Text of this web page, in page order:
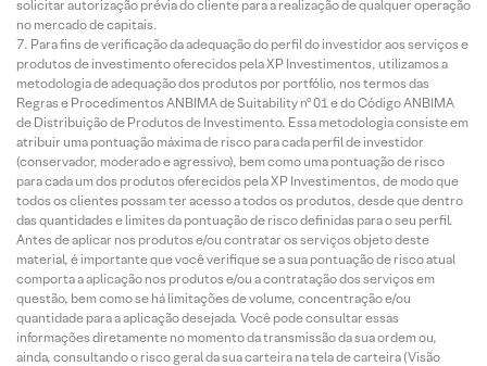
solicitar autorização prévia do cliente para a realização de qualquer operação
no mercado de capitais.
Para fins de verificação da adequação do perfil do investidor aos serviços e
produtos de investimento oferecidos pela XP Investimentos, utilizamos a
metodologia de adequação dos produtos por portfólio, nos termos das
Regras e Procedimentos ANBIMA de Suitability nº 01 e do Código ANBIMA
de Distribuição de Produtos de Investimento. Essa metodologia consiste em
atribuir uma pontuação máxima de risco para cada perfil de investidor
(conservador, moderado e agressivo), bem como uma pontuação de risco
para cada um dos produtos oferecidos pela XP Investimentos, de modo que
todos os clientes possam ter acesso a todos os produtos, desde que dentro
das quantidades e limites da pontuação de risco definidas para o seu perfil.
Antes de aplicar nos produtos e/ou contratar os serviços objeto deste
material, é importante que você verifique se a sua pontuação de risco atual
comporta a aplicação nos produtos e/ou a contratação dos serviços em
questão, bem como se há limitações de volume, concentração e/ou
quantidade para a aplicação desejada. Você pode consultar essas
informações diretamente no momento da transmissão da sua ordem ou,
ainda, consultando o risco geral da sua carteira na tela de carteira (Visão